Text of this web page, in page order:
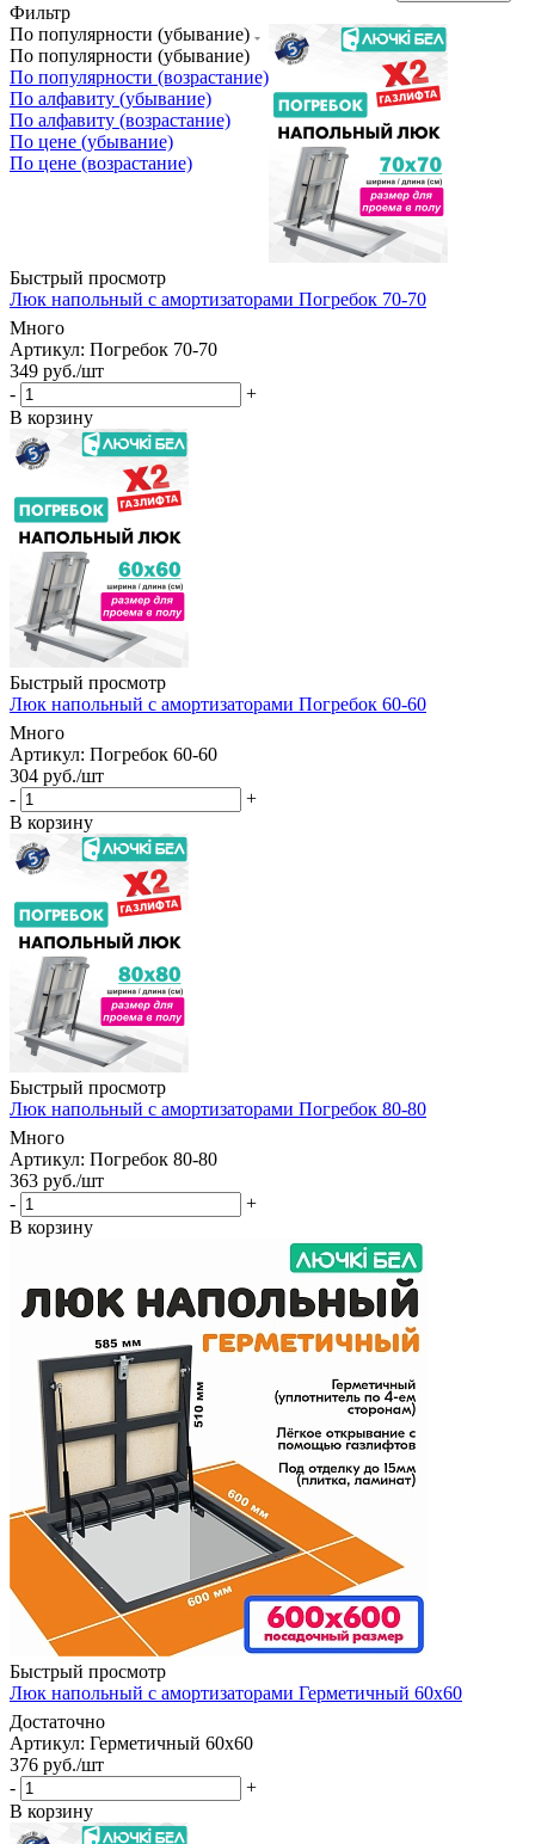
Фильтр
По популярности (убывание)
По популярности (убывание)
По популярности (возрастание)
По алфавиту (убывание)
По алфавиту (возрастание)
По цене (убывание)
По цене (возрастание)
Быстрый просмотр
Люк напольный с амортизаторами Погребок 70-70
Много
Артикул: Погребок 70-70
349 руб./шт
-
+
В корзину
Быстрый просмотр
Люк напольный с амортизаторами Погребок 60-60
Много
Артикул: Погребок 60-60
304 руб./шт
-
+
В корзину
Быстрый просмотр
Люк напольный с амортизаторами Погребок 80-80
Много
Артикул: Погребок 80-80
363 руб./шт
-
+
В корзину
Быстрый просмотр
Люк напольный с амортизаторами Герметичный 60х60
Достаточно
Артикул: Герметичный 60х60
376 руб./шт
-
+
В корзину